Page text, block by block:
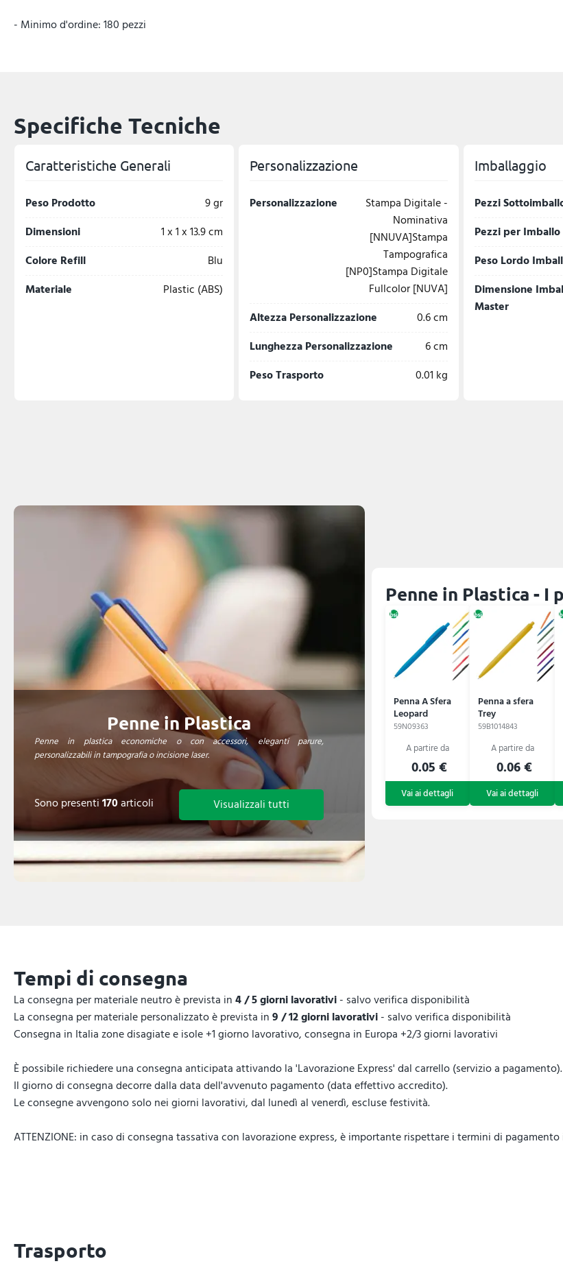
- Minimo d'ordine: 180 pezzi
Specifiche Tecniche
Caratteristiche Generali
Peso Prodotto
9 gr
Dimensioni
1 x 1 x 13.9 cm
Colore Refill
Blu
Materiale
Plastic (ABS)
Personalizzazione
Personalizzazione
Stampa Digitale -
Nominativa
[NNUVA]Stampa
Tampografica
[NP0]Stampa Digitale
Fullcolor [NUVA]
Altezza Personalizzazione
0.6 cm
Lunghezza Personalizzazione
6 cm
Peso Trasporto
0.01 kg
Imballaggio
Pezzi
Pezzi per
Peso Lordo
Dimensione
Master
Penne in Plastica
Penne in plastica economiche o con accessori, eleganti parure,
personalizzabili in tampografia o incisione laser.
Sono presenti170articoli Visualizzali tutti
Penne in Plastica - I
Penna A Sfera
Leopard
59N09363
0.05 €
Penna a sfera
Trey
59B1014843
0.06 €
Tempi di consegna
La consegna per materiale neutro è prevista in4 / 5 giorni lavorativi- salvo verifica disponibilità
La consegna per materiale personalizzato è prevista in9 / 12 giorni lavorativi- salvo verifica disponibilità
Consegna in Italia zone disagiate e isole +1 giorno lavorativo, consegna in Europa +2/3 giorni lavorativi
È possibile richiedere una consegna anticipata attivando la 'Lavorazione Express' dal carrello (servizio a pagamento).
Il giorno di consegna decorre dalla data dell'avvenuto pagamento (data effettivo accredito).
Le consegne avvengono solo nei giorni lavorativi, dal lunedì al venerdì, escluse festività.
ATTENZIONE: in caso di consegna tassativa con lavorazione express, è importante rispettare i termini di
Trasporto